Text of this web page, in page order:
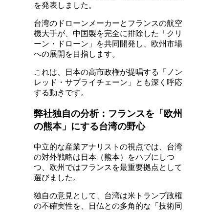
を発表しました。
台湾のドローンメーカーとフランスの航空
機大手が、中国製を完全に排除した「クリ
ーン・ドローン」を共同開発し、欧州市場
への展開を目指します。
これは、日本の高市政権が提唱する「ノン
レッド・サプライチェーン」とも深く呼応
する動きです。
弊社独自の分析：フランスを「欧州
の熊本」にする台湾の野心
中立的な産業アナリストの視点では、台湾
の対外戦略は日本（熊本）をハブにしつ
つ、欧州ではフランスを最重要拠点として
選びました。
独自の意見として、台湾は米トランプ政権
の不確実性を、日仏との多角的な「技術同